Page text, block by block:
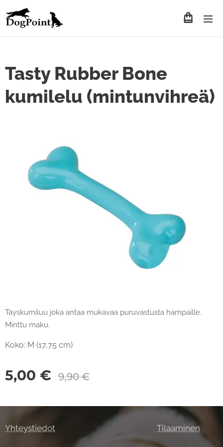
Tasty Rubber Bone
kumilelu (mintunvihreä)
Täyskumiluu joka antaa mukavaa puruvastusta hampaille.
Minttu maku.
Koko: M (17,75 cm)
5,00 € 9,90€
Yhteystiedot Tilaaminen